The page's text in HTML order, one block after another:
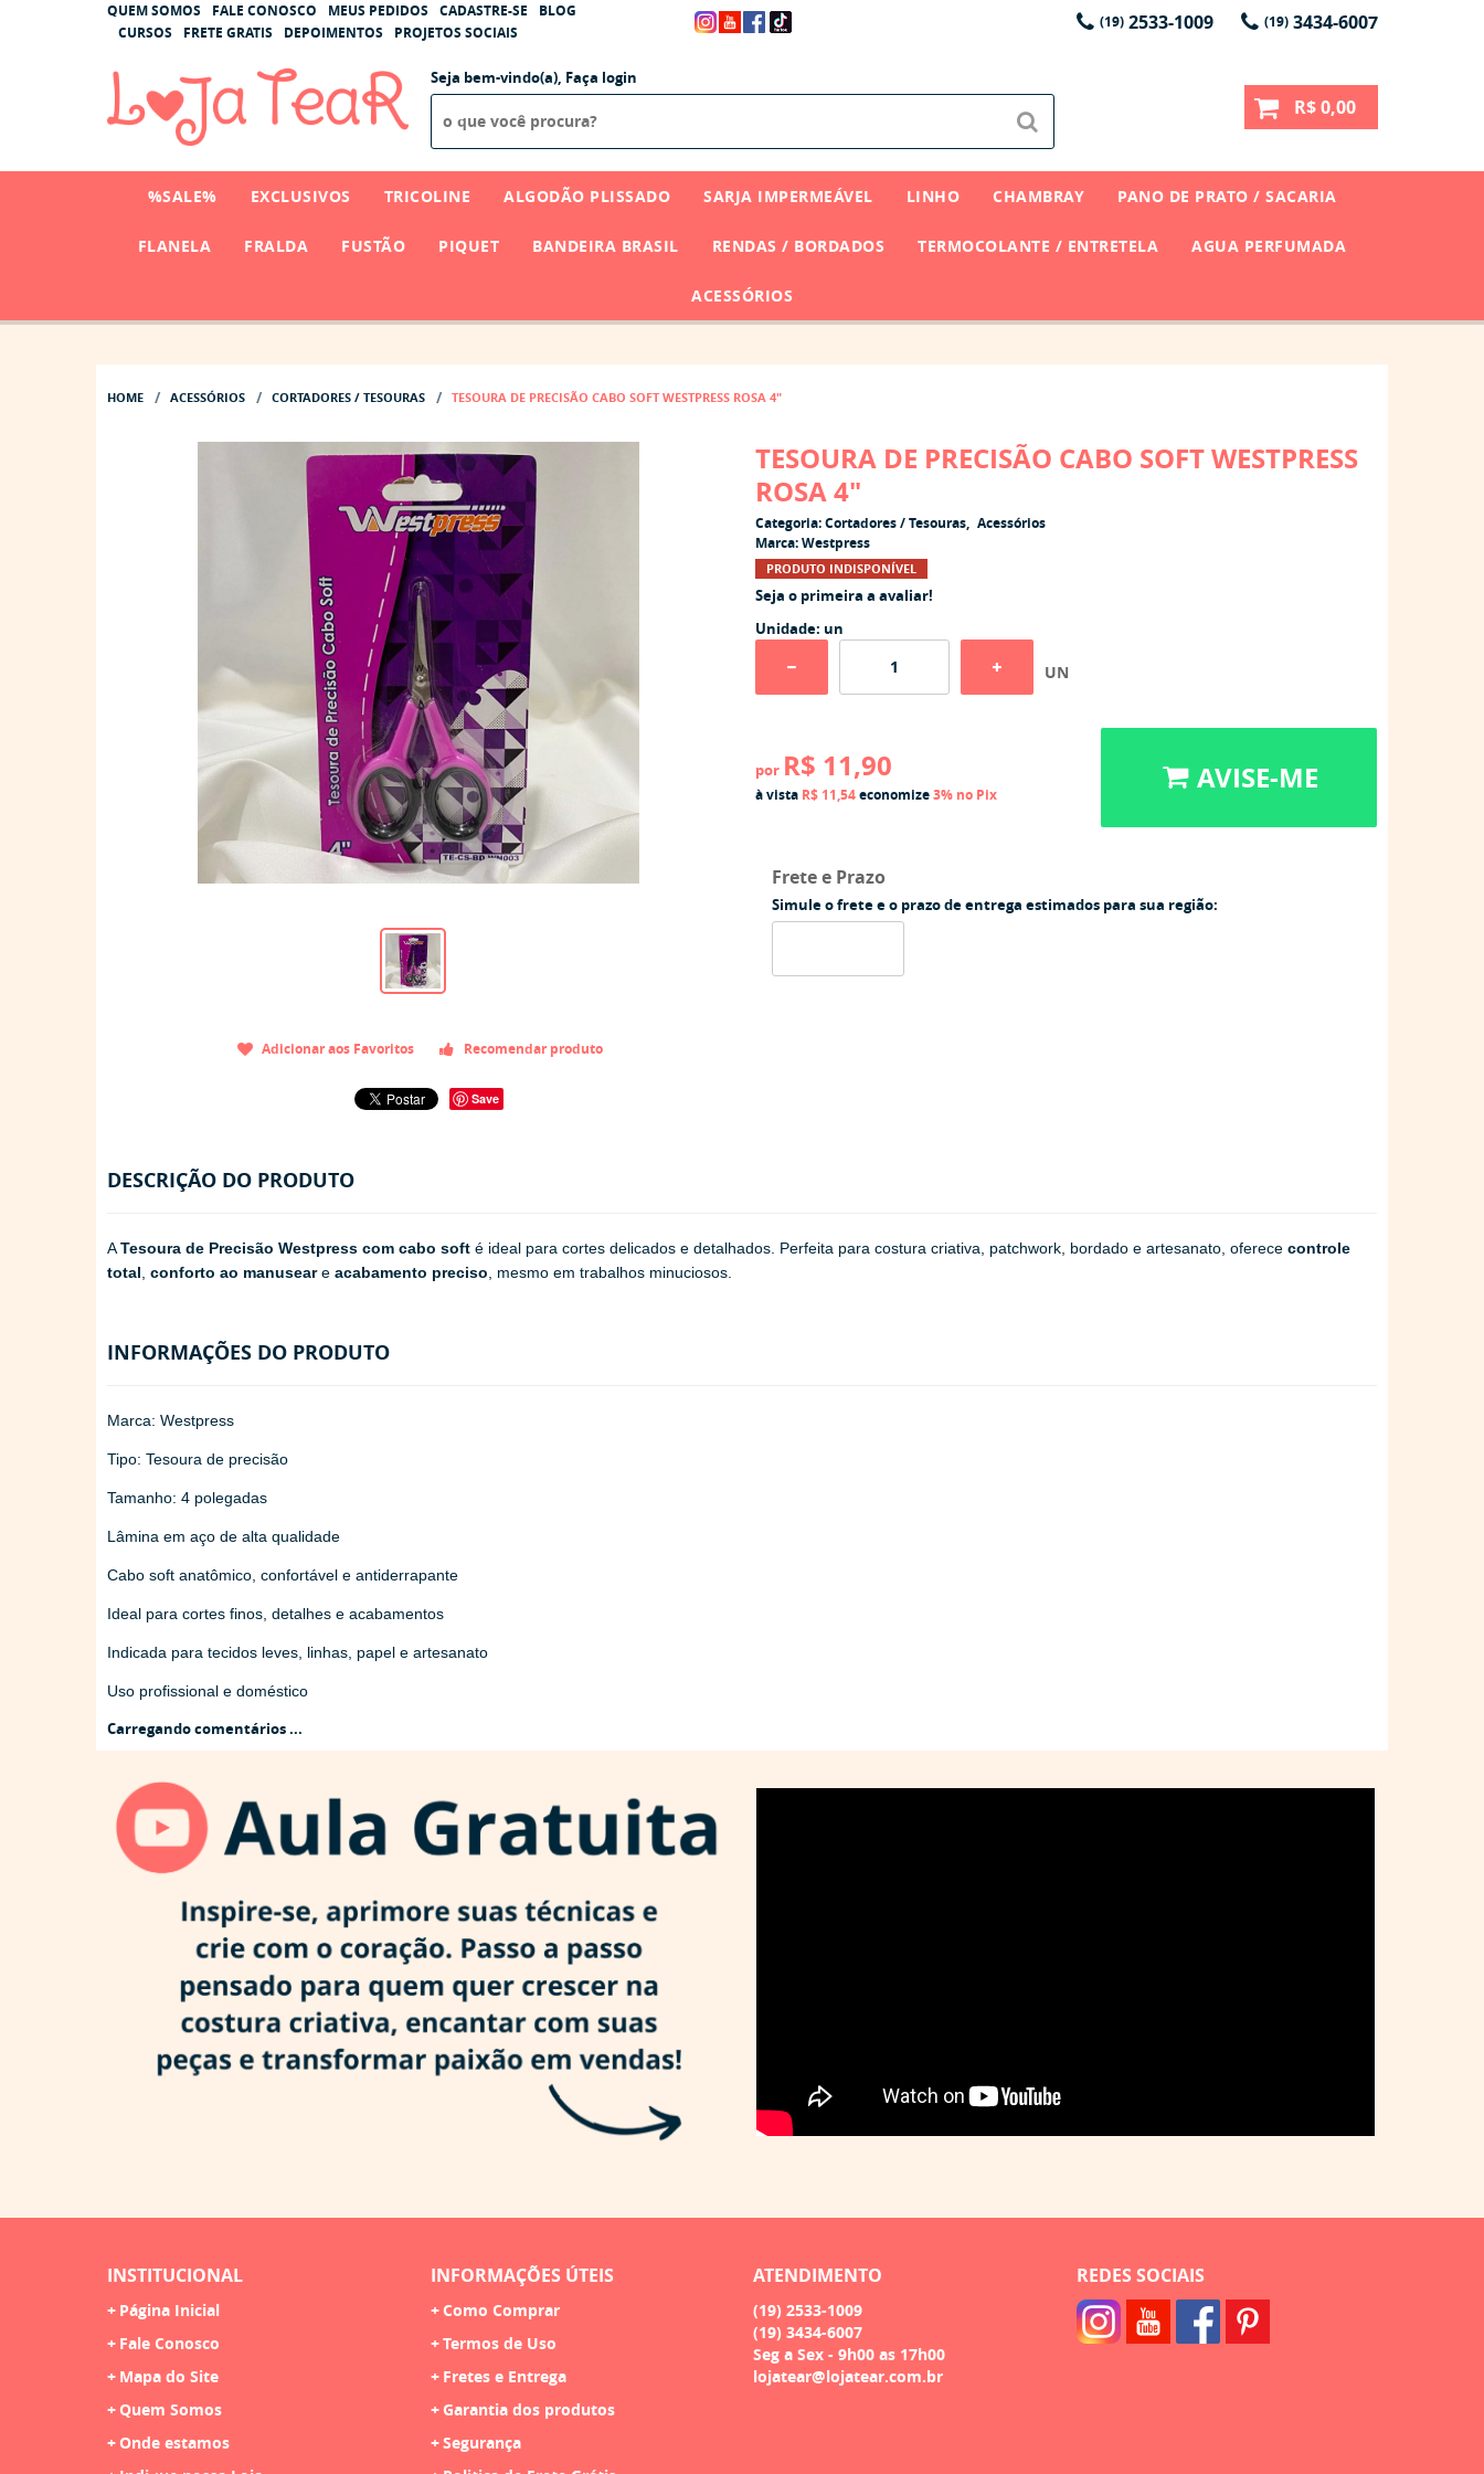
QUEM SOMOS FALE CONOSCO MEUS PEDIDOS CADASTRE-SE
BLOG
CURSOS
FRETE GRATIS DEPOIMENTOS PROJETOS SOCIAIS
(19)2533-1009 (19)3434-6007
Seja bem-vindo(a), Faça login
R$ 0,00
%SALE% EXCLUSIVOS TRICOLINE ALGODÃO PLISSADO SARJA IMPERMEÁVEL LINHO CHAMBRAY PANO DE PRATO / SACARIA
FLANELA FRALDA FUSTÃO PIQUET BANDEIRA BRASIL RENDAS / BORDADOS TERMOCOLANTE / ENTRETELA AGUA PERFUMADA
ACESSÓRIOS
HOME ACESSÓRIOS CORTADORES / TESOURAS TESOURA DE PRECISÃO CABO SOFT WESTPRESS ROSA 4"
Adicionar aos Favoritos Recomendar produto
Save
TESOURA DE PRECISÃO CABO SOFT WESTPRESS
ROSA 4"
Categoria: Cortadores / Tesouras
Acessórios
Marca:Westpress
PRODUTO INDISPONÍVEL
Seja o primeira a avaliar!
Unidade: un
UN
por R$ 11,90
à vista R$ 11,54economize3% no Pix AVISE-ME
Frete e Prazo
Simule o frete e o prazo de entrega estimados para sua região:
DESCRIÇÃO DO PRODUTO
ATesoura de Precisão Westpress com cabo soft é ideal para cortes delicados e detalhados. Perfeita para costura criativa, patchwork, bordado e artesanato, oferece controle
total conforto ao manuseare acabamento preciso , mesmo em trabalhos minuciosos.
INFORMAÇÕES DO PRODUTO
Marca: Westpress
Tipo: Tesoura de precisão
Tamanho: 4 polegadas
Lâmina em aço de alta qualidade
Cabo soft anatômico, confortável e antiderrapante
Ideal para cortes finos, detalhes e acabamentos
Indicada para tecidos leves, linhas, papel e artesanato
Uso profissional e doméstico
Carregando comentários ...
INSTITUCIONAL
Página Inicial
Fale Conosco
Mapa do Site
Quem Somos
Onde estamos
INFORMAÇÕES ÚTEIS
Como Comprar
Termos de Uso
Fretes e Entrega
Garantia dos produtos
Segurança
ATENDIMENTO
(19) 2533-1009
(19) 3434-6007
Seg a Sex - 9h00 as 17h00
lojatear@lojatear.com.br
REDES SOCIAIS